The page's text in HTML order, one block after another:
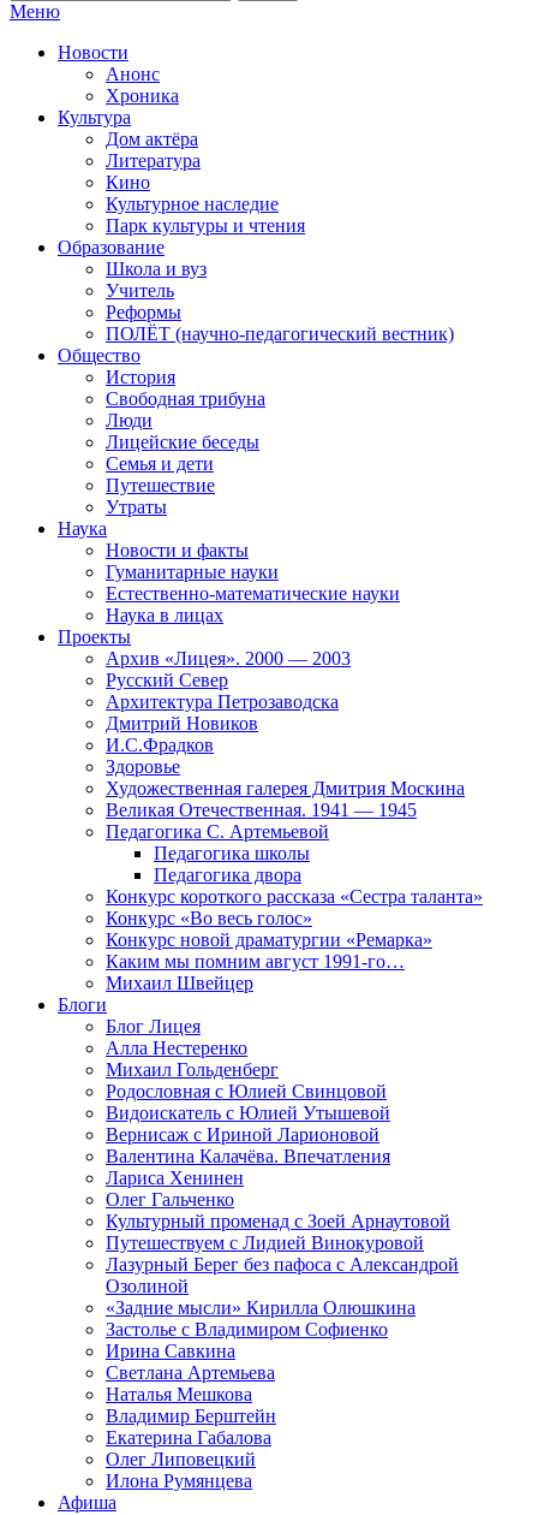
Меню
Новости
Анонс
Хроника
Культура
Дом актёра
Литература
Кино
Культурное наследие
Парк культуры и чтения
Образование
Школа и вуз
Учитель
Реформы
ПОЛЁТ (научно-педагогический вестник)
Общество
История
Свободная трибуна
Люди
Лицейские беседы
Семья и дети
Путешествие
Утраты
Наука
Новости и факты
Гуманитарные науки
Естественно-математические науки
Наука в лицах
Проекты
Архив «Лицея». 2000 — 2003
Русский Север
Архитектура Петрозаводска
Дмитрий Новиков
И.С.Фрадков
Здоровье
Художественная галерея Дмитрия Москина
Великая Отечественная. 1941 — 1945
Педагогика С. Артемьевой
Педагогика школы
Педагогика двора
Конкурс короткого рассказа «Сестра таланта»
Конкурс «Во весь голос»
Конкурс новой драматургии «Ремарка»
Каким мы помним август 1991-го…
Михаил Швейцер
Блоги
Блог Лицея
Алла Нестеренко
Михаил Гольденберг
Родословная с Юлией Свинцовой
Видоискатель с Юлией Утышевой
Вернисаж с Ириной Ларионовой
Валентина Калачёва. Впечатления
Лариса Хенинен
Олег Гальченко
Культурный променад с Зоей Арнаутовой
Путешествуем с Лидией Винокуровой
Лазурный Берег без пафоса с Александрой
Озолиной
«Задние мысли» Кирилла Олюшкина
Застолье с Владимиром Софиенко
Ирина Савкина
Светлана Артемьева
Наталья Мешкова
Владимир Берштейн
Екатерина Габалова
Олег Липовецкий
Илона Румянцева
Афиша